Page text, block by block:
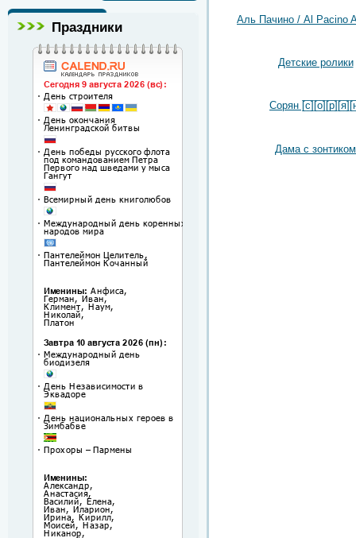
Праздники Аль Пачино / Al Pacino
Детские ролики
Сорян
Дама с зонтиком